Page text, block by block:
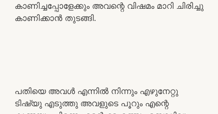
കാണിച്ചപ്പോളേക്കും അവന്റെ വിഷമം മാറി ചിരിച്ചു
കാണിക്കാൻ തുടങ്ങി.
പതിയെ അവൾ എന്നിൽ നിന്നും എഴുനേറ്റു
ടിഷ്യു എടുത്തു അവളുടെ പൂറും എന്റെ